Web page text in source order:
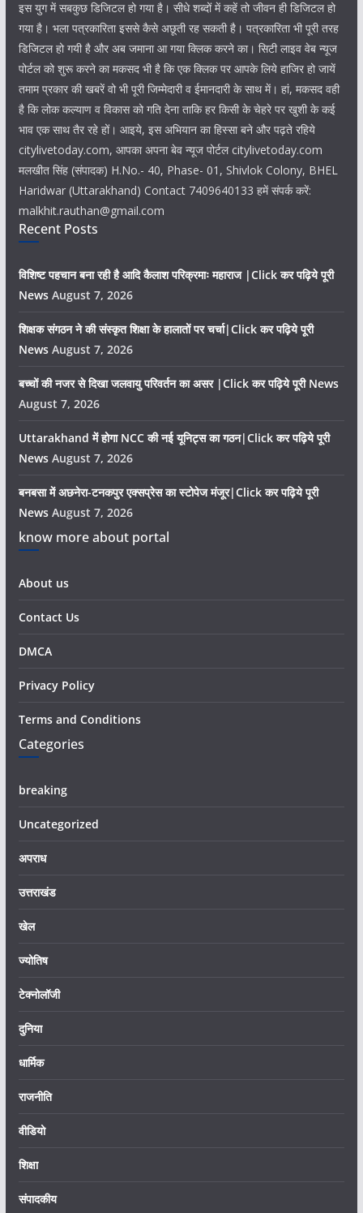
इस युग में सबकुछ डिजिटल हो गया है। सीधे शब्दों में कहें तो जीवन ही डिजिटल हो
गया है। भला पत्रकारिता इससे कैसे अछूती रह सकती है। पत्रकारिता भी पूरी तरह
डिजिटल हो गयी है और अब जमाना आ गया क्लिक करने का। सिटी लाइव वेब न्यूज
पोर्टल को शुरू करने का मकसद भी है कि एक क्लिक पर आपके लिये हाजिर हो जायें
तमाम प्रकार की खबरें वो भी पूरी जिम्मेदारी व ईमानदारी के साथ में। हां, मकसद वही
है कि लोक कल्याण व विकास को गति देना ताकि हर किसी के चेहरे पर खुशी के कई
भाव एक साथ तैर रहे हों। आइये, इस अभियान का हिस्सा बने और पढ़ते रहिये
citylivetoday.com, आपका अपना बेव न्यूज पोर्टल citylivetoday.com
मलखीत सिंह (संपादक) H.No.- 40, Phase- 01, Shivlok Colony, BHEL
Haridwar (Uttarakhand) Contact 7409640133 हमें संपर्क करें:
malkhit.rauthan@gmail.com
Recent Posts
विशिष्ट पहचान बना रही है आदि कैलाश परिक्रमाः महाराज |Click कर पढ़िये पूरी
News August 7, 2026
शिक्षक संगठन ने की संस्कृत शिक्षा के हालातों पर चर्चा|Click कर पढ़िये पूरी
News August 7, 2026
बच्चों की नजर से दिखा जलवायु परिवर्तन का असर |Click कर पढ़िये पूरी News
August 7, 2026
Uttarakhand में होगा NCC की नई यूनिट्स का गठन|Click कर पढ़िये पूरी
News August 7, 2026
बनबसा में अछनेरा-टनकपुर एक्सप्रेस का स्टोपेज मंजूर|Click कर पढ़िये पूरी
News August 7, 2026
know more about portal
About us
Contact Us
DMCA
Privacy Policy
Terms and Conditions
Categories
breaking
Uncategorized
अपराध
उत्तराखंड
खेल
ज्योतिष
टेक्नोलॉजी
दुनिया
धार्मिक
राजनीति
वीडियो
शिक्षा
संपादकीय